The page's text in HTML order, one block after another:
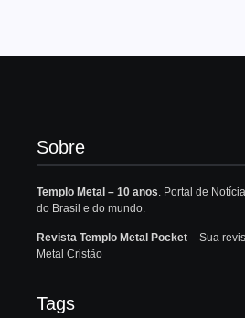
Sobre
Templo Metal – 10 anos. Portal de
do Brasil e do mundo.
Revista Templo Metal Pocket – Sua
Metal Cristão
Tags